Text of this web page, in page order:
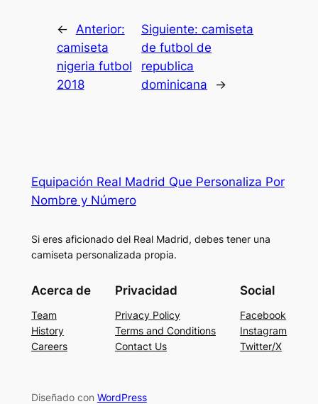
← Anterior:
camiseta
nigeria futbol
2018
Siguiente:camiseta
de futbol de
republica
dominicana
→
Equipación Real Madrid Que Personaliza Por
Nombre y Número
Si eres aficionado del Real Madrid, debes tener una
camiseta personalizada propia.
Acerca de
Team
History
Careers
Privacidad
Privacy Policy
Terms and Conditions
Contact Us
Social
Facebook
Instagram
Twitter/X
Diseñado con WordPress